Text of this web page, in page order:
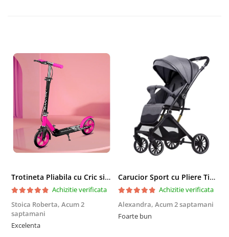
Trotineta Pliabila cu Cric si Maner Reglabil
Achizitie verificata
Stoica Roberta, Acum 2
saptamani
Excelenta
Carucior Sport cu Pliere Tip Troller si Maner Reversibil - Gri
Achizitie verificata
Alexandra, Acum 2 saptamani
Foarte bun